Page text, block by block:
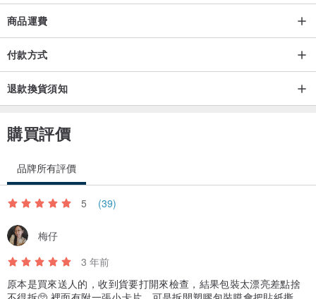
您在世界上只能擁有一件原創物品。
口罩收納面採用抗菌抗病毒功能性纖維加工技術“Cleanse”。
生長，減少特定病毒數量的作用。
除了使用基於口腔衛生抗菌劑的“Etak”，
已證實可減少 99% 以上。
Takeyari 製作面具盒，我們的商店負責設計和刺繡。
◆產品規格◆
商品運費
付款方式
退款換貨須知
購買評價
品牌所有評價
5 (39)
梅仔
3 年前
原本是買來送人的，收到貨要打開來檢查，結果包裝太漂亮差點捨